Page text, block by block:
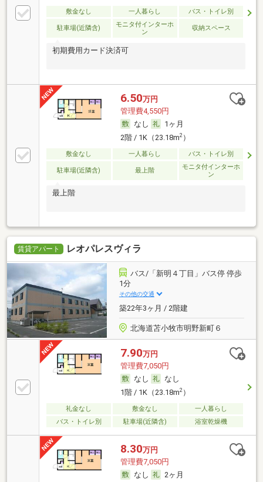
敷金なし 一人暮らし バス・トイレ別
駐車場(近隣含)
モニタ付インターホ
ン
収納スペース
初期費用カード決済可
6.50万円
管理費4,550円
なし
1ヶ月
2階 / 1K（23.18m2）
敷金なし 一人暮らし バス・トイレ別
駐車場(近隣含) 最上階
モニタ付インターホ
ン
最上階
賃貸アパート レオパレスヴィラ
バス/「新明４丁目」バス停 停歩
1分
その他の交通
築22年3ヶ月 / 2階建
北海道苫小牧市明野新町６
7.90万円
管理費7,050円
なし
なし
1階 / 1K（23.18m2）
礼金なし 敷金なし
一人暮らし
バス・トイレ別
駐車場(近隣含) 浴室乾燥機
8.30万円
管理費7,050円
なし
2ヶ月